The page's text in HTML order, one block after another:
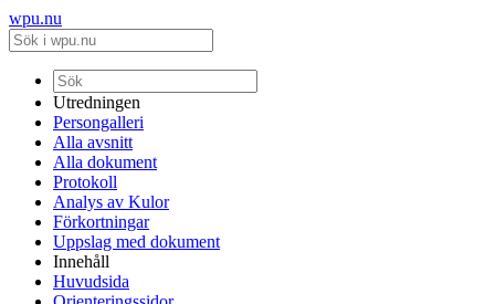
wpu.nu
Utredningen
Persongalleri
Alla avsnitt
Alla dokument
Protokoll
Analys av Kulor
Förkortningar
Uppslag med dokument
Innehåll
Huvudsida